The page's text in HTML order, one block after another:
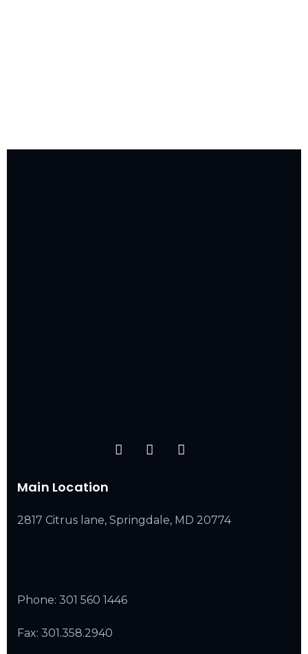
Main Location
2817 Citrus lane, Springdale, MD 20774
Phone: 301 560 1446
Fax: 301.358.2940